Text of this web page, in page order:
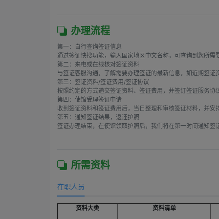
办理流程
第一：自行查询签证信息
通过签证快搜功能，输入国家地区中文名称，可查询到您所需
第二：来电或在线核对签证资料
与签证客服沟通，了解需要办理签证的最新信息，如近期签
第三：签证资料/签证费用/签证协议
按照约定的方式递交签证资料、签证费用，并签订签证服务协
第四：使馆受理签证申请
收到签证资料和签证费用后，当日整理和审核签证材料，并
第五：通知签证结果，返还护照
签证办理结束，在使馆领取护照后，我们将在第一时间通知
所需资料
在职人员
资料大类 资料清单